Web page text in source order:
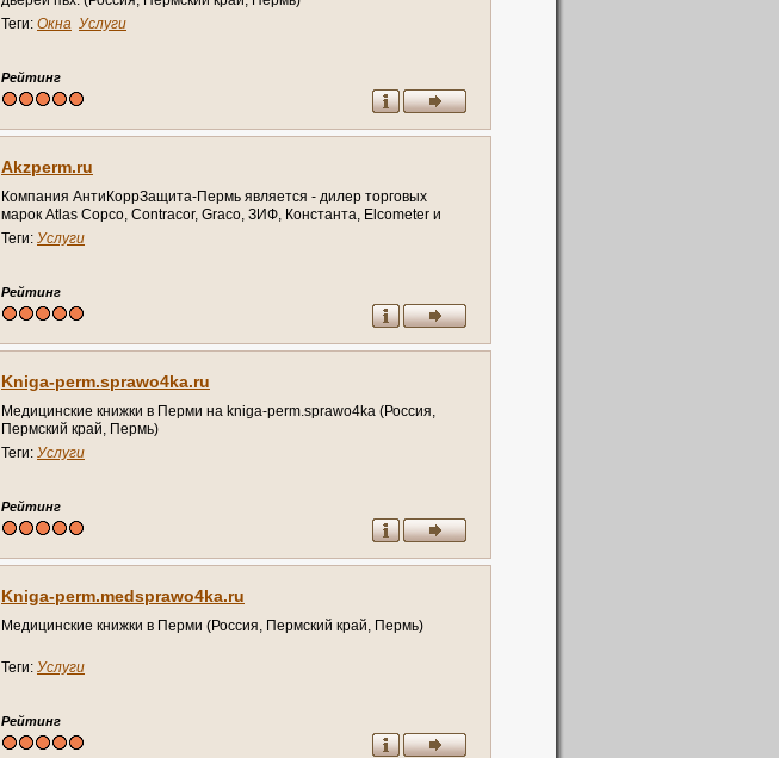
Теги: Окна Услуги
Рейтинг
Akzperm.ru
Компания АнтиКоррЗащита-Пермь является - дилер торговых
марок Atlas Copco, Contracor, Graco, ЗИФ, Константа, Elcometer и
других. Продажа и сертифицированное сервисное и техническое
обслуживание оборудования. (Россия, Пермский край, Пермь)
Теги: Услуги
Рейтинг
Kniga-perm.sprawo4ka.ru
Медицинские книжки в Перми на kniga-perm.sprawo4ka (Россия,
Пермский край, Пермь)
Теги: Услуги
Рейтинг
Kniga-perm.medsprawo4ka.ru
Медицинские книжки в Перми (Россия, Пермский край, Пермь)
Теги: Услуги
Рейтинг